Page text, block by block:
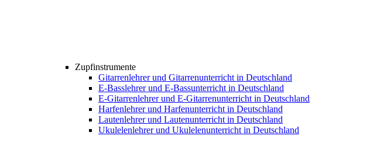
Zupfinstrumente
Gitarrenlehrer und Gitarrenunterricht in Deutschland
E-Basslehrer und E-Bassunterricht in Deutschland
E-Gitarrenlehrer und E-Gitarrenunterricht in Deutschland
Harfenlehrer und Harfenunterricht in Deutschland
Lautenlehrer und Lautenunterricht in Deutschland
Ukulelenlehrer und Ukulelenunterricht in Deutschland